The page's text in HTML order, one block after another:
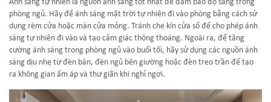
phòng ngủ. Hãy để ánh sáng mặt trời tự nhiên đi vào phòng bằng cách sử
dụng rèm cửa hoặc màn cửa mỏng. Tránh che kín cửa sổ để cho phép ánh
sáng tự nhiên đi vào và tạo cảm giác thông thoáng. Ngoài ra, để tăng
cường ánh sáng trong phòng ngủ vào buổi tối, hãy sử dụng các nguồn ánh
sáng dịu nhẹ từ đèn bàn, đèn ngủ bên giường hoặc đèn treo trần để tạo
ra không gian ấm áp và thư giãn khi nghỉ ngơi.